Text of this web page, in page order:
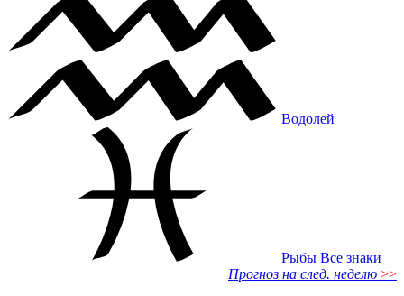
Водолей
Рыбы Все знаки
Прогноз на след. неделю >>